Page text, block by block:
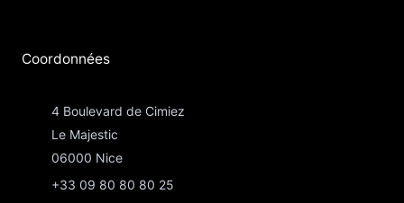
Coordonnées​
4 Boulevard de Cimiez
Le Majestic
06000 Nice
+33 09 80 80 80 25